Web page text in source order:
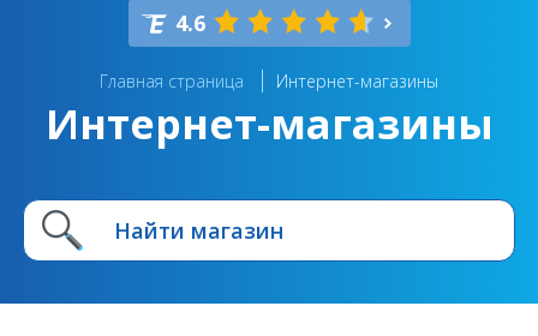
4.6
Главная страница Интернет-магазины
Интернет-магазины